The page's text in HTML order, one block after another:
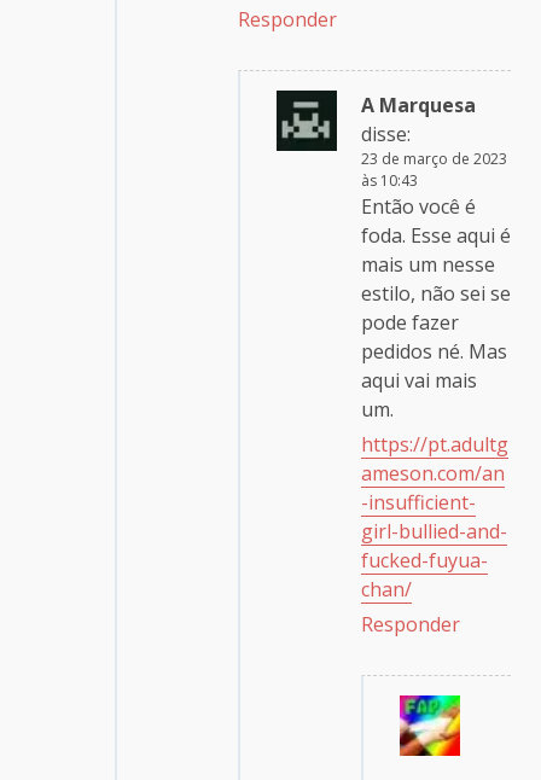
Responder
A Marquesa
disse:
23 de março de 2023
às 10:43
Então você é
foda. Esse aqui é
mais um nesse
estilo, não sei se
pode fazer
pedidos né. Mas
aqui vai mais
um.
https://pt.adultg
ameson.com/an
-insufficient-
girl-bullied-and-
fucked-fuyua-
chan/
Responder